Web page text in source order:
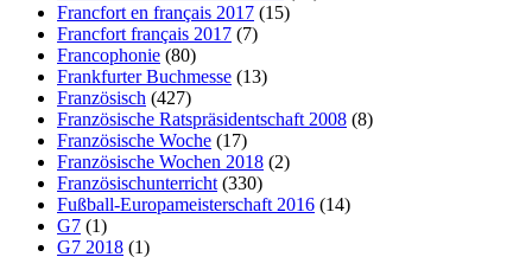
Francfort en français 2017 (15)
Francfort français 2017 (7)
Francophonie (80)
Frankfurter Buchmesse (13)
Französisch (427)
Französische Ratspräsidentschaft 2008 (8)
Französische Woche (17)
Französische Wochen 2018 (2)
Französischunterricht (330)
Fußball-Europameisterschaft 2016 (14)
G7 (1)
G7 2018 (1)